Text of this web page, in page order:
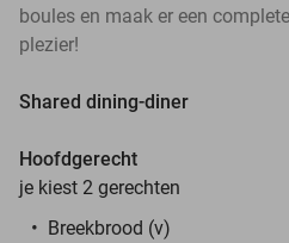
boules en maak er een
plezier!
Shared dining-diner
Hoofdgerecht
je kiest 2 gerechten
Breekbrood (v)